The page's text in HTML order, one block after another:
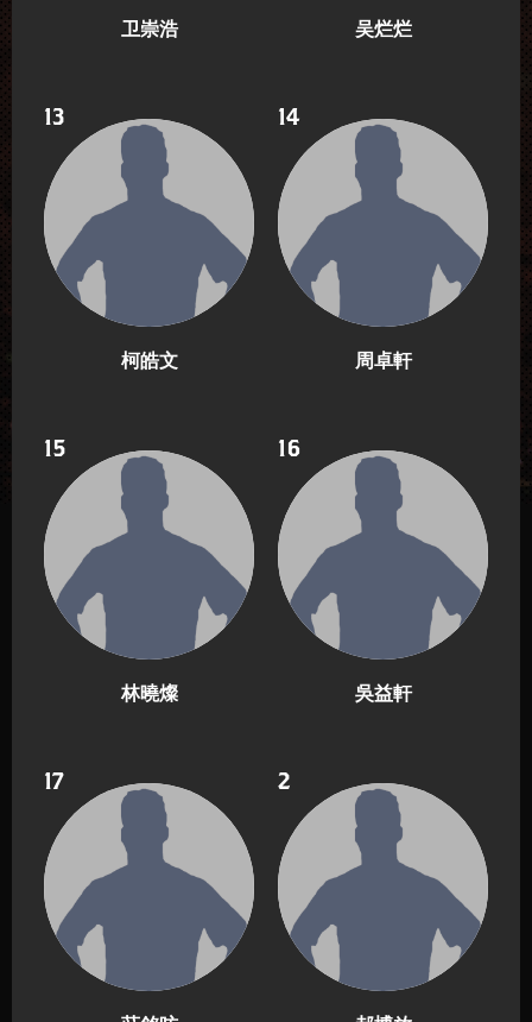
卫崇浩 吴烂烂
13
柯皓文
14
周卓軒
15
林曉燦
16
吳益軒
17 2